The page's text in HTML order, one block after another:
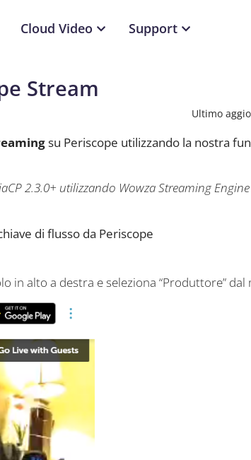
Cloud Video Support
Stream
Ultimo
su Periscope utilizzando la nostra
2.3.0+ utilizzando Wowza Streaming
di flusso da Periscope
in alto a destra e seleziona “Produttore” dal